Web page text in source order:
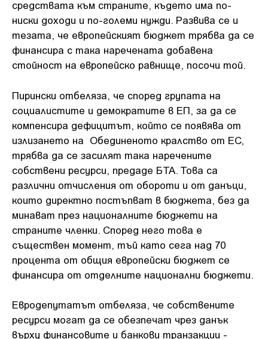
средствата към страните, където има по-
ниски доходи и по-големи нужди. Развива се и
тезата, че европейският бюджет трябва да се
финансира с така наречената добавена
стойност на европейско равнище, посочи той.
Пирински отбеляза, че според групата на
социалистите и демократите в ЕП, за да се
компенсира дефицитът, който се появява от
излизането на Обединеното кралство от ЕС,
трябва да се засилят така наречените
собствени ресурси, предаде БТА. Това са
различни отчисления от обороти и от данъци,
които директно постъпват в бюджета, без да
минават през националните бюджети на
страните членки. Според него това е
съществен момент, тъй като сега над 70
процента от общия европейски бюджет се
финансира от отделните национални бюджети.
Евродепутатът отбеляза, че собствените
ресурси могат да се обезпечат чрез данък
върху финансовите и банкови транзакции -